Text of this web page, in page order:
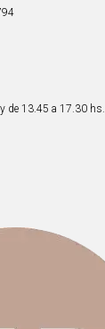
de 13.45 a 17.30 hs.